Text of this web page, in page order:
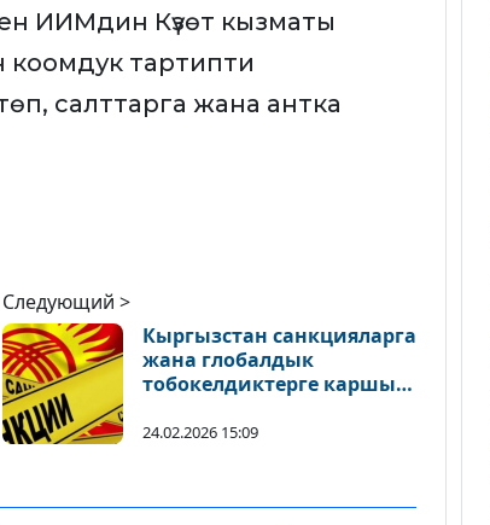
ИИМдин Күзөт кызматы
тартипти
салттарга жана антка
Следующий >
Кыргызстан санкцияларга
жана глобалдык
тобокелдиктерге каршы
көрүүдө
24.02.2026 15:09